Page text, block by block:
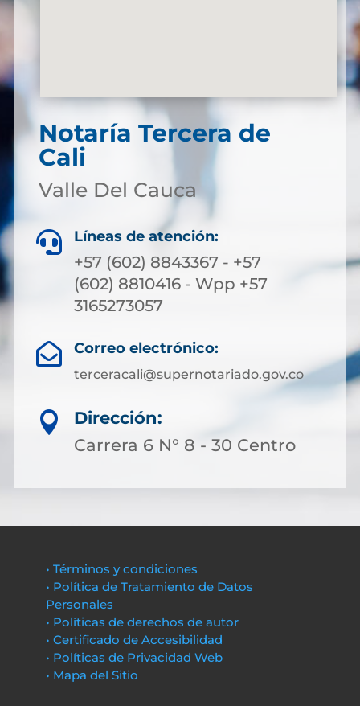
Notaría Tercera de
Cali
Valle Del Cauca
 Líneas de atención:
+57 (602) 8843367 - +57
(602) 8810416 - Wpp +57
3165273057
 Correo electrónico:
terceracali@supernotariado.gov.co

Dirección:
Carrera 6 N° 8 - 30 Centro
• Términos y condiciones
• Política de Tratamiento de Datos
Personales
• Políticas de derechos de autor
• Certificado de Accesibilidad
• Políticas de Privacidad Web
• Mapa del Sitio